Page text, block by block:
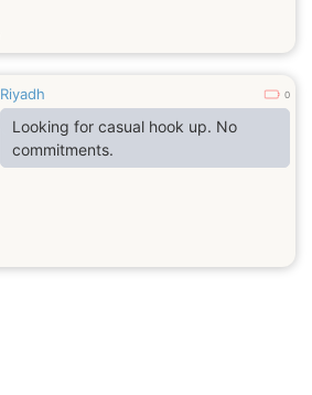
Riyadh 0
Looking for casual hook up. No
commitments.